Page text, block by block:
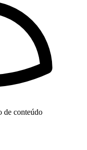
de conteúdo